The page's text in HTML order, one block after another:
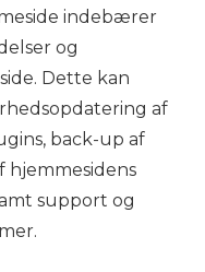
indebærer
og
Dette kan
af
back-up af
hjemmesidens
support og